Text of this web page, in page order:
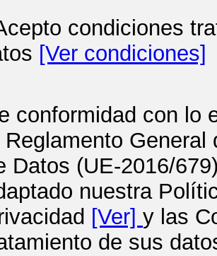
condiciones
[Ver condiciones]
conformidad con lo
Reglamento General
Datos (UE-2016/
nuestra
[Ver] y las
de sus